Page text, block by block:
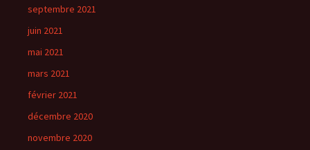
septembre 2021
juin 2021
mai 2021
mars 2021
février 2021
décembre 2020
novembre 2020